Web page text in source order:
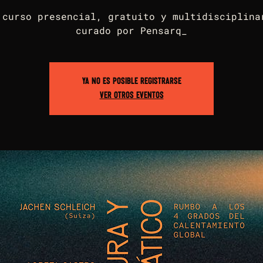
curso presencial, gratuito y
curado por Pensarq_
Ya no es posible registrarse
Ver otros eventos